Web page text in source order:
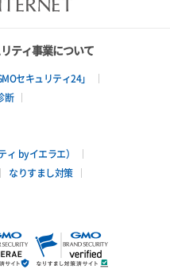
ティ事業について
セキュリティ24」
断
ィ byイエラエ）
なりすまし対策